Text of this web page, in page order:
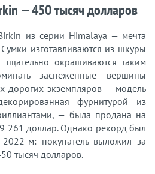
— 450 тысяч долларов
из серии Himalaya — мечта
изготавливаются из шкуры
окрашиваются таким
заснеженные вершины
дорогих экземпляров — модель
фурнитурой из
— была продана на
261 доллар. Однако рекорд был
м: покупатель выложил за
тысяч долларов.